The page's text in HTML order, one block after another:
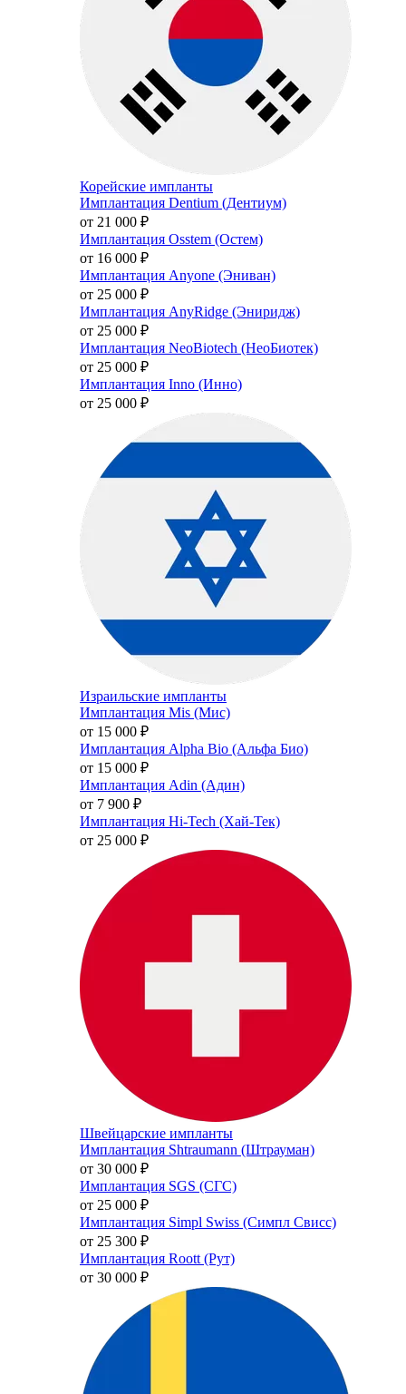
Корейские импланты
Имплантация Dentium (Дентиум)
от 21 000 ₽
Имплантация Osstem (Остем)
от 16 000 ₽
Имплантация Anyone (Эниван)
от 25 000 ₽
Имплантация AnyRidge (Эниридж)
от 25 000 ₽
Имплантация NeoBiotech (НеоБиотек)
от 25 000 ₽
Имплантация Inno (Инно)
от 25 000 ₽
Израильские импланты
Имплантация Mis (Мис)
от 15 000 ₽
Имплантация Alpha Bio (Альфа Био)
от 15 000 ₽
Имплантация Adin (Адин)
от 7 900 ₽
Имплантация Hi-Tech (Хай-Тек)
от 25 000 ₽
Швейцарские импланты
Имплантация Shtraumann (Штрауман)
от 30 000 ₽
Имплантация SGS (СГС)
от 25 000 ₽
Имплантация Simpl Swiss (Симпл Свисс)
от 25 300 ₽
Имплантация Roott (Рут)
от 30 000 ₽